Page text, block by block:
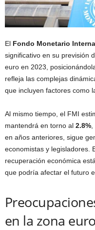
El Fondo Monetario
significativo en su previsión
euro en 2023,
refleja las complejas
que incluyen factores como
Al mismo tiempo, el FMI
mantendrá en torno al 2.8%
en años anteriores, sigue
economistas y legisladores.
recuperación económica
que podría afectar el futuro
en la zona